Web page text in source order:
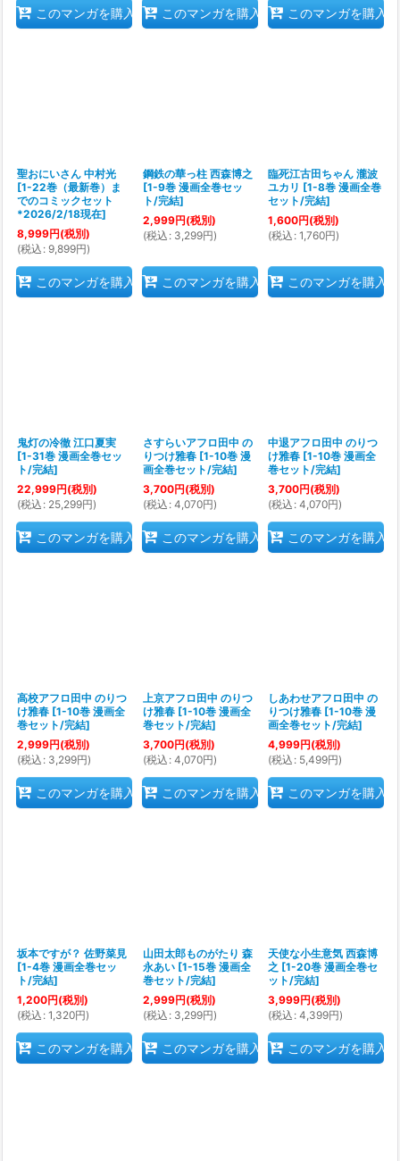
このマンガを購入 このマンガを購入 このマンガを購入
聖おにいさん 中村光
[1-22巻（最新巻）ま
でのコミックセット
*2026/2/18現在]
8,999円(税別)
(税込 : 9,899円)
このマンガを購入
鋼鉄の華っ柱 西森博之
[1-9巻 漫画全巻セッ
ト/完結]
2,999円(税別)
(税込 : 3,299円)
このマンガを購入
臨死江古田ちゃん 瀧波
ユカリ [1-8巻 漫画全巻
セット/完結]
1,600円(税別)
(税込 : 1,760円)
このマンガを購入
鬼灯の冷徹 江口夏実
[1-31巻 漫画全巻セッ
ト/完結]
22,999円(税別)
(税込 : 25,299円)
このマンガを購入
さすらいアフロ田中 の
りつけ雅春 [1-10巻 漫
画全巻セット/完結]
3,700円(税別)
(税込 : 4,070円)
このマンガを購入
中退アフロ田中 のりつ
け雅春 [1-10巻 漫画全
巻セット/完結]
3,700円(税別)
(税込 : 4,070円)
このマンガを購入
高校アフロ田中 のりつ
け雅春 [1-10巻 漫画全
巻セット/完結]
2,999円(税別)
(税込 : 3,299円)
このマンガを購入
上京アフロ田中 のりつ
け雅春 [1-10巻 漫画全
巻セット/完結]
3,700円(税別)
(税込 : 4,070円)
このマンガを購入
しあわせアフロ田中 の
りつけ雅春 [1-10巻 漫
画全巻セット/完結]
4,999円(税別)
(税込 : 5,499円)
このマンガを購入
坂本ですが？ 佐野菜見
[1-4巻 漫画全巻セッ
ト/完結]
1,200円(税別)
(税込 : 1,320円)
このマンガを購入
山田太郎ものがたり 森
永あい [1-15巻 漫画全
巻セット/完結]
2,999円(税別)
(税込 : 3,299円)
このマンガを購入
天使な小生意気 西森博
之 [1-20巻 漫画全巻セ
ット/完結]
3,999円(税別)
(税込 : 4,399円)
このマンガを購入